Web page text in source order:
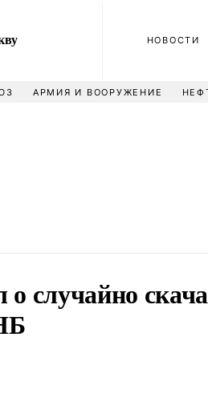
НОВОСТИ
АРМИЯ И ВООРУЖЕНИЕ
о случайно